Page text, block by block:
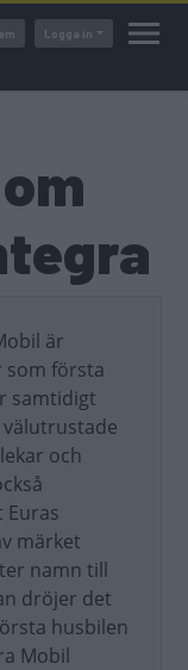
Logga in
är
som första
samtidigt
och
Euras
märket
namn till
dröjer det
husbilen
Mobil